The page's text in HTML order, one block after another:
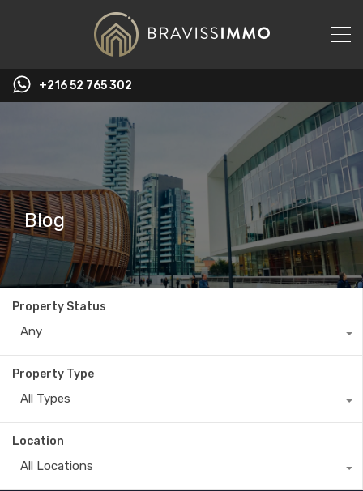
‭+216 52 765 302‬
Blog
Property Status
Any
Property Type
All Types
Location
All Locations